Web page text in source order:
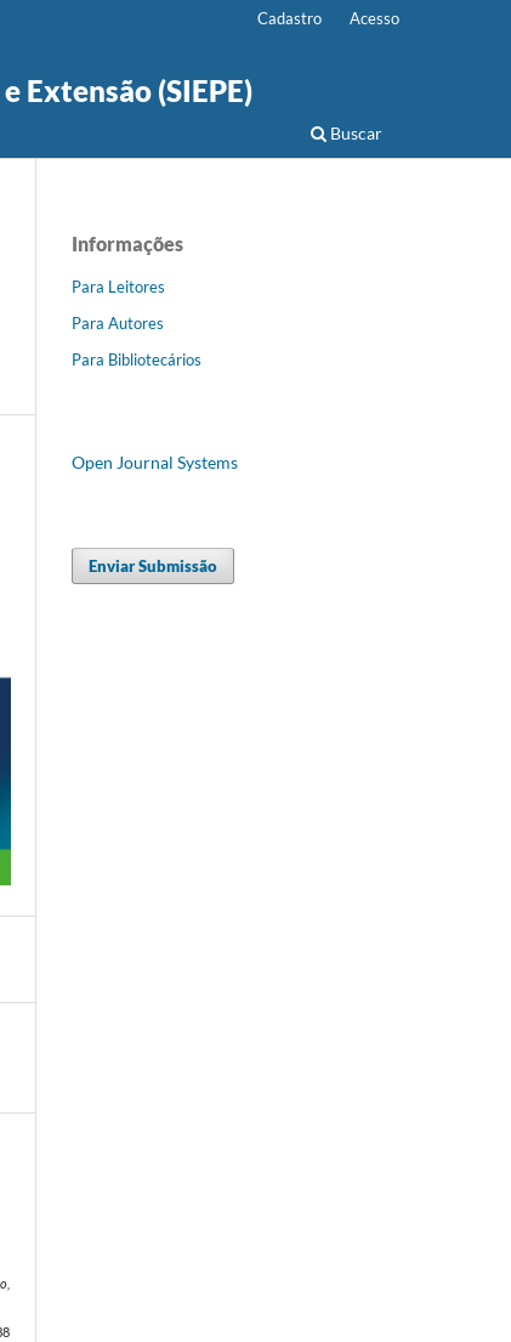
Extensão (SIEPE)
Buscar
Cadastro Acesso
Informações
Para Leitores
Para Autores
Para Bibliotecários
Open Journal Systems
Enviar Submissão